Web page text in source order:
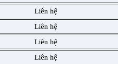
Liên hệ
Liên hệ
Liên hệ
Liên hệ